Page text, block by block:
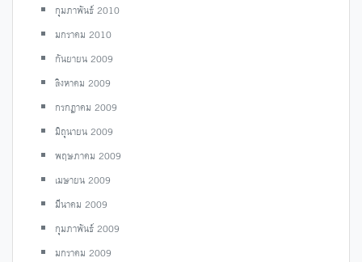
กุมภาพันธ์ 2010
มกราคม 2010
กันยายน 2009
สิงหาคม 2009
กรกฎาคม 2009
มิถุนายน 2009
พฤษภาคม 2009
เมษายน 2009
มีนาคม 2009
กุมภาพันธ์ 2009
มกราคม 2009